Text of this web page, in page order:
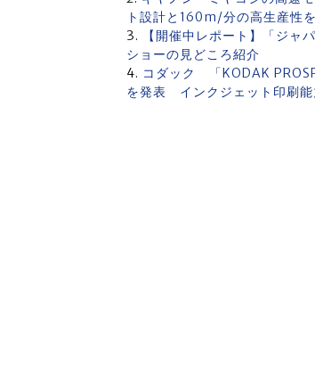
ト設計と160m/分の高生産性
【開催中レポート】「ジ
ショーの見どころ紹介
コダック 「KODAK
を発表 インクジェット印刷